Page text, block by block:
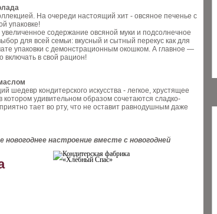
На очереди настоящий хит - овсяное печенье с
упаковке!
содержание овсяной муки и подсолнечное
для всей семьи: вкусный и сытный перекус как для
упаковки с демонстрационным окошком. А главное —
включать в свой рацион!
шедевр кондитерского искусства - легкое, хрустящее
удивительном образом сочетаются сладко-
тает во рту, что не оставит равнодушным даже
настроение вместе с новогодней